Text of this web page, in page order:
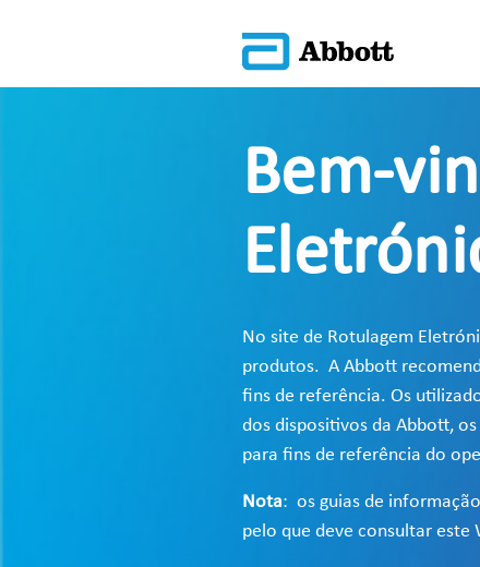
Bem-
No site de Rotulagem
produtos. A Abbott
fins de referência. Os
dos dispositivos da Abbott,
para fins de referência do
Nota: os guias de
pelo que deve consultar